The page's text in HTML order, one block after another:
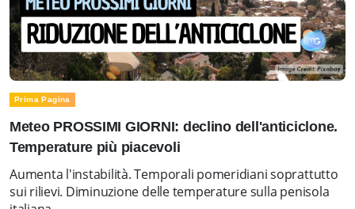
Prima Pagina
Meteo PROSSIMI GIORNI: declino dell'anticiclone.
Temperature più piacevoli
Aumenta l'instabilità. Temporali pomeridiani soprattutto
sui rilievi. Diminuzione delle temperature sulla penisola